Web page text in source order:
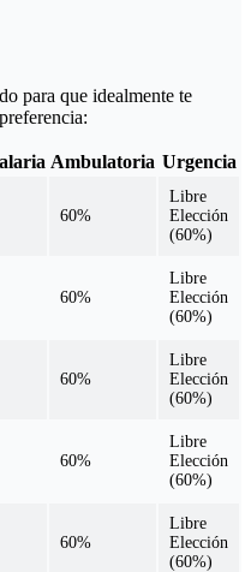
para que idealmente te
Ambulatoria Urgencia
60%
Libre
Elección
(60%)
60%
Libre
Elección
(60%)
60%
Libre
Elección
(60%)
60%
Libre
Elección
(60%)
60%
Libre
Elección
(60%)